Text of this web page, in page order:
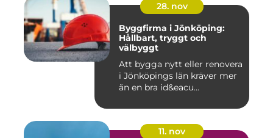
28. nov
Byggfirma i Jönköping:
Hållbart, tryggt och
välbyggt
Att bygga nytt eller renovera
i Jönköpings län kräver mer
än en bra id&eacu...
11. nov